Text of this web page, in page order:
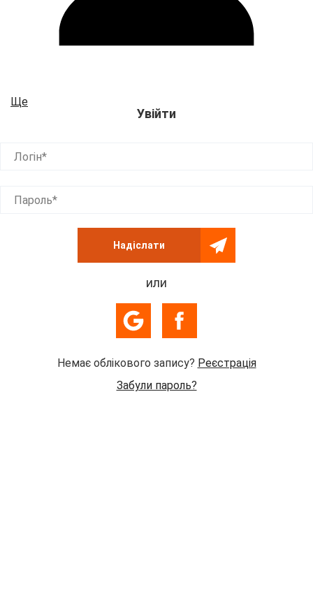
Ще
Увійти
Логін*
Пароль*
Надіслати
или
Немає облікового запису? Реєстрація
Забули пароль?